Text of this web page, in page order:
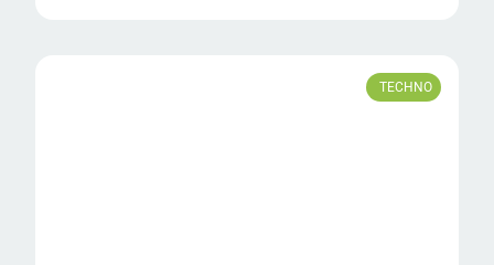
TECHNO